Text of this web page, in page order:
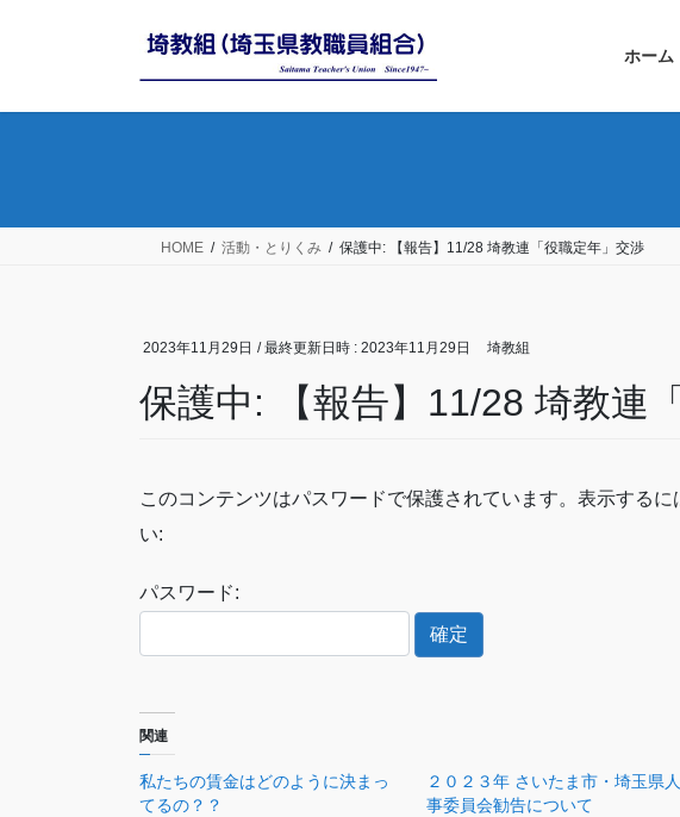
ホーム
HOME 活動・とりくみ 保護中: 【報告】11/28 埼教連「役職定年」交渉
2023年11月29日 / 最終更新日時 : 2023年11月29日 埼教組
保護中: 【報告】11/28 埼教連
このコンテンツはパスワードで保護されています。表示する
い:
パスワード:
関連
私たちの賃金はどのように決まっ
てるの？？
２０２３年 さいたま市・埼玉県人
事委員会勧告について